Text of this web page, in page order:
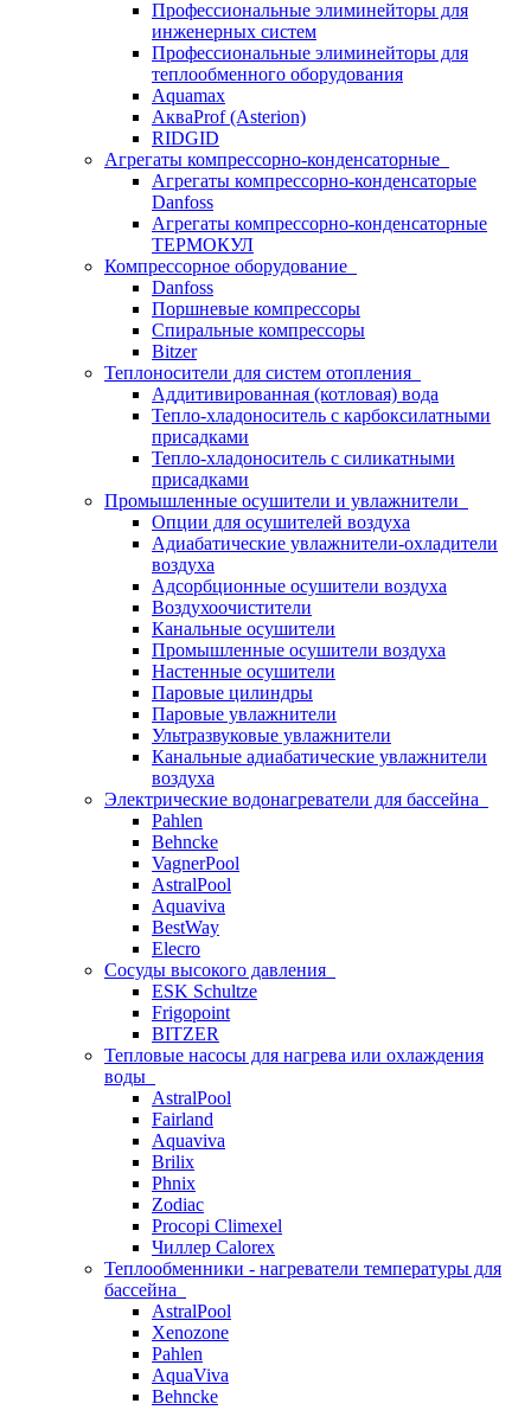
Профессиональные элиминейторы для
инженерных систем
Профессиональные элиминейторы для
теплообменного оборудования
Aquamax
АкваProf (Asterion)
RIDGID
Агрегаты компрессорно-конденсаторные
Агрегаты компрессорно-конденсаторые
Danfoss
Агрегаты компрессорно-конденсаторные
ТЕРМОКУЛ
Компрессорное оборудование
Danfoss
Поршневые компрессоры
Спиральные компрессоры
Bitzer
Теплоносители для систем отопления
Аддитивированная (котловая) вода
Тепло-хладоноситель с карбоксилатными
присадками
Тепло-хладоноситель с силикатными
присадками
Промышленные осушители и увлажнители
Опции для осушителей воздуха
Адиабатические увлажнители-охладители
воздуха
Адсорбционные осушители воздуха
Воздухоочистители
Канальные осушители
Промышленные осушители воздуха
Настенные осушители
Паровые цилиндры
Паровые увлажнители
Ультразвуковые увлажнители
Канальные адиабатические увлажнители
воздуха
Электрические водонагреватели для бассейна
Pahlen
Behncke
VagnerPool
AstralPool
Aquaviva
BestWay
Elecro
Сосуды высокого давления
ESK Schultze
Frigopoint
BITZER
Тепловые насосы для нагрева или охлаждения
воды
AstralPool
Fairland
Aquaviva
Brilix
Phnix
Zodiac
Procopi Climexel
Чиллер Calorex
Теплообменники - нагреватели температуры для
бассейна
AstralPool
Xenozone
Pahlen
AquaViva
Behncke